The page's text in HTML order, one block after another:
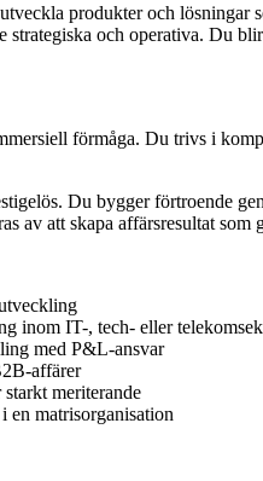
produkter och
och operativa. Du
förmåga. Du trivs i
Du bygger förtroende
av att skapa affärsresultat som
inom IT-, tech- eller
med P&L-ansvar
affärer
meriterande
en matrisorganisation